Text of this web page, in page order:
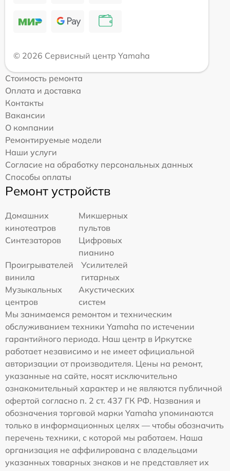
© 2026 Сервисный центр Yamaha
Стоимость ремонта
Оплата и доставка
Контакты
Вакансии
О компании
Ремонтируемые модели
Наши услуги
Согласие на обработку персональных данных
Способы оплаты
Ремонт устройств
Домашних
кинотеатров
Микшерных
пультов
Синтезаторов
Цифровых
пианино
Проигрывателей
винила
Усилителей
гитарных
Музыкальных
центров
Акустических
систем
Мы занимаемся ремонтом и техническим
обслуживанием техники Yamaha по истечении
гарантийного периода. Наш центр в Иркутске
работает независимо и не имеет официальной
авторизации от производителя. Цены на ремонт,
указанные на сайте, носят исключительно
ознакомительный характер и не являются публичной
офертой согласно п. 2 ст. 437 ГК РФ. Названия и
обозначения торговой марки Yamaha упоминаются
только в информационных целях — чтобы обозначить
перечень техники, с которой мы работаем. Наша
организация не аффилирована с владельцами
указанных товарных знаков и не представляет их